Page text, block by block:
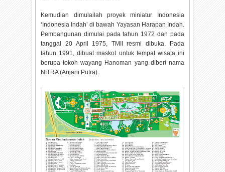
Kemudian dimulailah proyek miniatur Indonesia
‘Indonesia Indah’ di bawah Yayasan Harapan Indah.
Pembangunan dimulai pada tahun 1972 dan pada
tanggal 20 April 1975, TMII resmi dibuka. Pada
tahun 1991, dibuat maskot untuk tempat wisata ini
berupa tokoh wayang Hanoman yang diberi nama
NITRA (Anjani Putra).